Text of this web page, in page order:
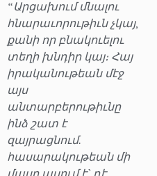
“Արցախում մնալու
հնարաւորութիւն չկայ,
քանի որ բնակուելու
տեղի խնդիր կայ։ Հայ
իրականութեան մէջ
այս
անտարբերութիւնը
ինձ շատ է
զայրացնում.
հասարակութեան մի
մասը ասում է` դէ